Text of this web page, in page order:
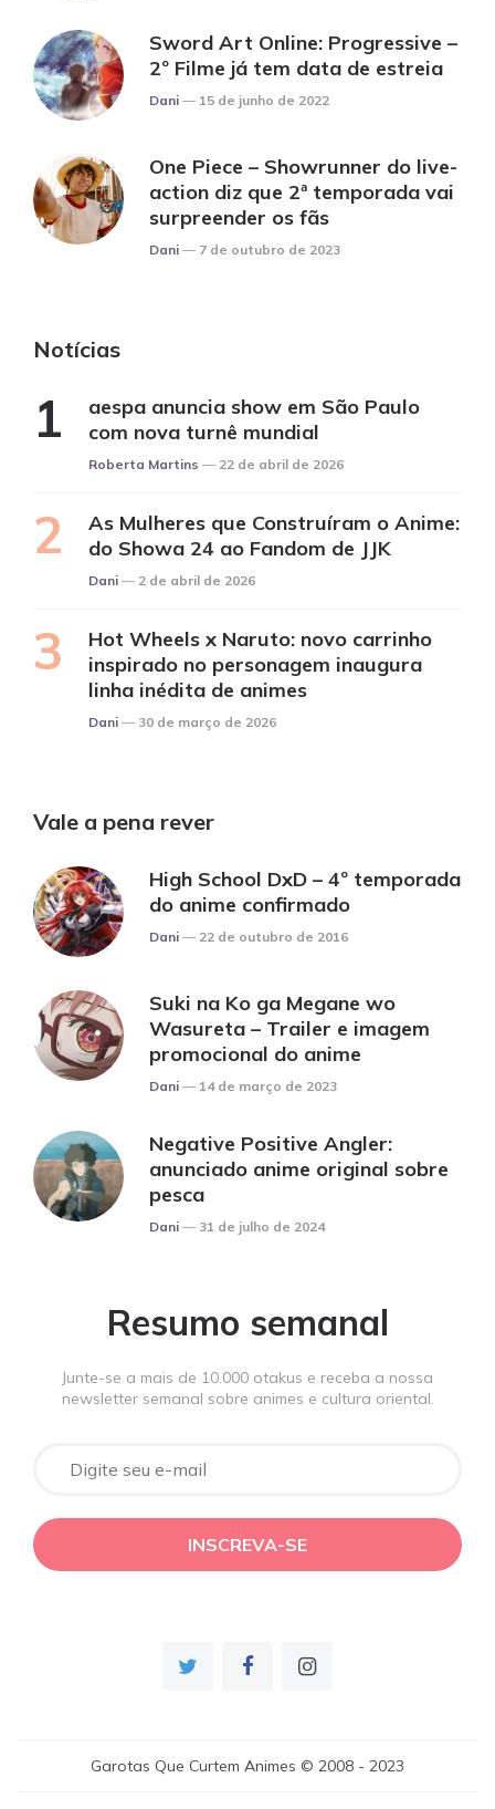
Sword Art Online: Progressive –
2º Filme já tem data de estreia
Posted
Dani 15 de junho de 2022
One Piece – Showrunner do live-
action diz que 2ª temporada vai
surpreender os fãs
Posted
Dani 7 de outubro de 2023
Notícias
aespa anuncia show em São Paulo
com nova turnê mundial
Posted
Roberta Martins 22 de abril de 2026
As Mulheres que Construíram o Anime:
do Showa 24 ao Fandom de JJK
Posted
Dani 2 de abril de 2026
Hot Wheels x Naruto: novo carrinho
inspirado no personagem inaugura
linha inédita de animes
Posted
Dani 30 de março de 2026
Vale a pena rever
High School DxD – 4º temporada
do anime confirmado
Posted
Dani 22 de outubro de 2016
Suki na Ko ga Megane wo
Wasureta – Trailer e imagem
promocional do anime
Posted
Dani 14 de março de 2023
Negative Positive Angler:
anunciado anime original sobre
pesca
Posted
Dani 31 de julho de 2024
Resumo semanal
Junte-se a mais de 10.000 otakus e receba a nossa
newsletter semanal sobre animes e cultura oriental.
Garotas Que Curtem Animes © 2008 - 2023